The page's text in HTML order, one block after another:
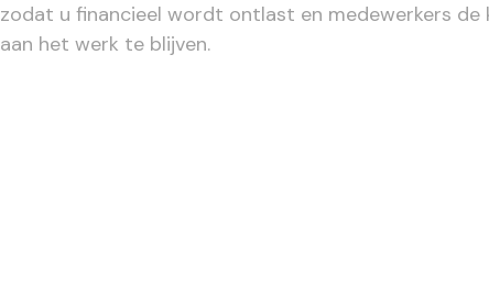
zodat u financieel wordt ontlast en medewerkers de
aan het werk te blijven.